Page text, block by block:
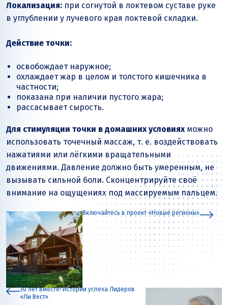
Локализация: при согнутой в локтевом суставе руке
в углублении у лучевого края локтевой складки.
Действие точки:
освобождает наружное;
охлаждает жар в целом и толстого кишечника в
частности;
показана при наличии пустого жара;
рассасывает сырость.
Для стимуляции точки в домашних условияхможно
использовать точечный массаж, т. е. воздействовать
нажатиями или лёгкими вращательными
движениями. Давление должно быть умеренным, не
вызывать сильной боли. Сконцентрируйте своё
внимание на ощущениях под массируемым пальцем.
30 лет вместе! Истории успеха Лидеров
«Ли Вест»
Включайтесь в проект «Новые регионы»